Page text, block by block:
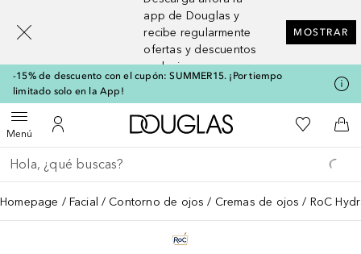
app de Douglas y
recibe regularmente
ofertas y descuentos
exclusivos
MOSTRAR
-15% de descuento con el cupón: SUMMER15. ¡Por tiempo
limitado solo en la App!
MenúAbrir menúMi cuenta
A Douglas HomeMi lista de
A
Regresar
Ejecutar búsqueda
Homepage Facial Contorno de ojos Cremas de ojos RoC
[navigation.slideout.screenreader]